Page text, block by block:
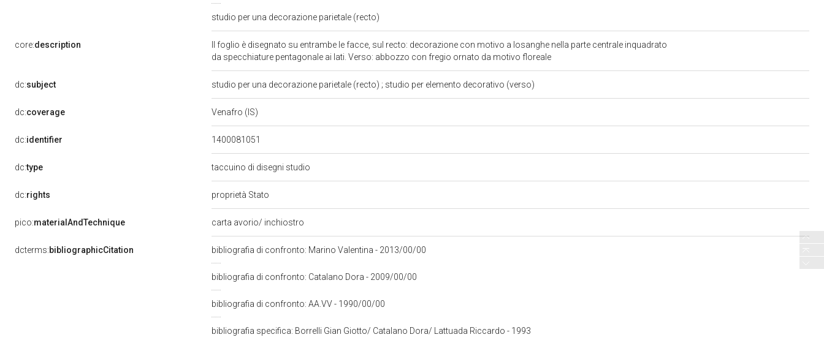
studio per una decorazione parietale (recto)
core:description
Il foglio è disegnato su entrambe le facce, sul recto: decorazione con motivo a losanghe nella parte centrale inquadrato
da specchiature pentagonale ai lati. Verso: abbozzo con fregio ornato da motivo floreale
dc:subject studio per una decorazione parietale (recto) ; studio per elemento decorativo (verso)
dc:coverage Venafro (IS)
dc:identifier 1400081051
dc:type taccuino di disegni studio
dc:rights proprietà Stato
pico:materialAndTechnique carta avorio/ inchiostro
dcterms:bibliographicCitation bibliografia di confronto: Marino Valentina - 2013/00/00
bibliografia di confronto: Catalano Dora - 2009/00/00
bibliografia di confronto: AA.VV - 1990/00/00
bibliografia specifica: Borrelli Gian Giotto/ Catalano Dora/ Lattuada Riccardo - 1993